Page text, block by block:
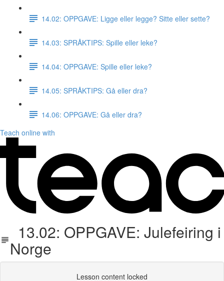
14.02: OPPGAVE: Ligge eller legge? Sitte eller sette?
14.03: SPRÅKTIPS: Spille eller leke?
14.04: OPPGAVE: Spille eller leke?
14.05: SPRÅKTIPS: Gå eller dra?
14.06: OPPGAVE: Gå eller dra?
Teach online with
13.02: OPPGAVE: Julefeiring i
Norge
Lesson content locked